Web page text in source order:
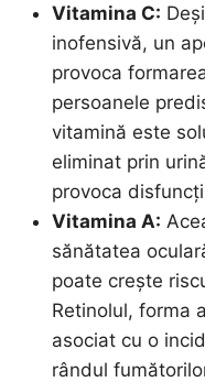
Vitamina C:
inofensivă, un
provoca
persoanele
vitamină este
eliminat prin
provoca
Vitamina A:
sănătatea
poate crește
Retinolul, forma
asociat cu o
rândul